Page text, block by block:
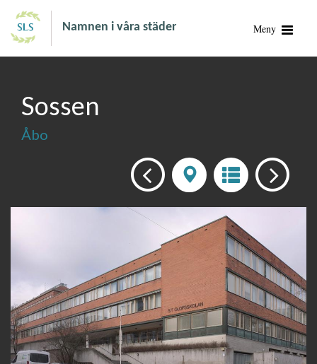
Namnen i våra städer Meny
Sossen
Åbo